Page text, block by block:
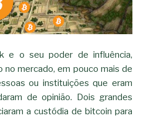
e o seu poder de influência,
no mercado, em pouco mais de
ou instituições que eram
de opinião. Dois grandes
a custódia de bitcoin para